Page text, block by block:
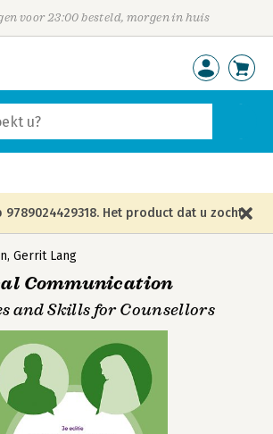
voor 23:00 besteld, morgen in huis
9789024429318. Het product dat u zocht
leverbaar en is vervangen door de
, Gerrit Lang
Communication
and Skills for Counsellors